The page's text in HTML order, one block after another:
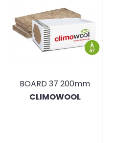
BOARD 37 200mm
CLIMOWOOL